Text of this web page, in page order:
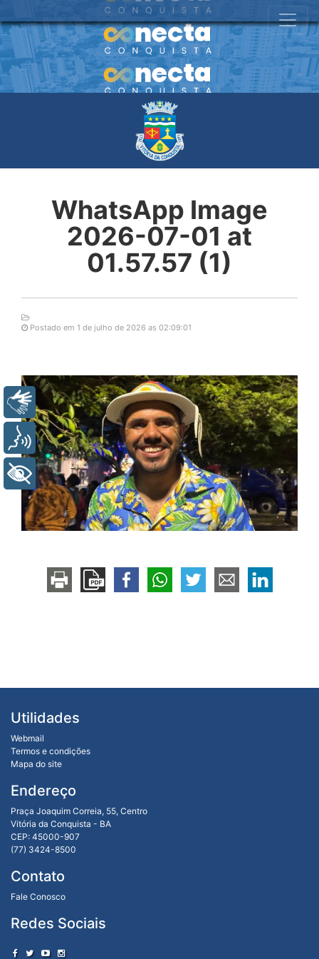
WhatsApp Image
2026-07-01 at
01.57.57 (1)
Postado em 1 de julho de 2026 as 02:09:01
Utilidades
Webmail
Termos e condições
Mapa do site
Endereço
Praça Joaquim Correia, 55, Centro
Vitória da Conquista - BA
CEP: 45000-907
(77) 3424-8500
Contato
Fale Conosco
Redes Sociais
Libras
Voz
+ Acessibilidade